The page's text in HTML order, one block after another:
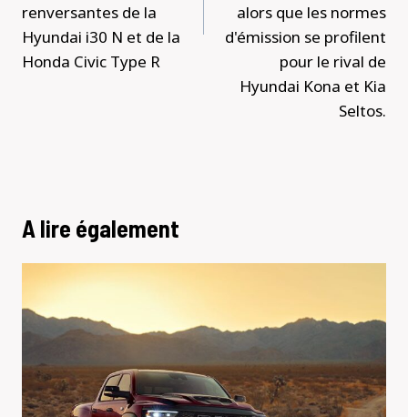
renversantes de la
Hyundai i30 N et de la
Honda Civic Type R
alors que les normes
d'émission se profilent
pour le rival de
Hyundai Kona et Kia
Seltos.
A lire également